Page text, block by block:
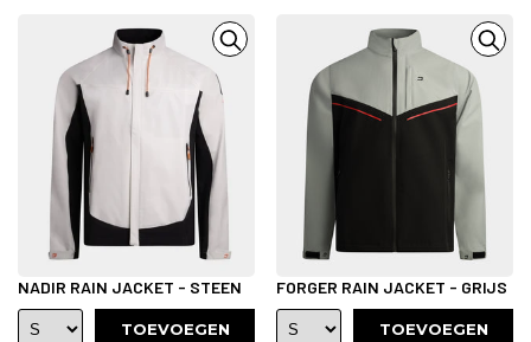
NADIR RAIN JACKET - STEEN
TOEVOEGEN
FORGER RAIN JACKET - GRIJS
TOEVOEGEN